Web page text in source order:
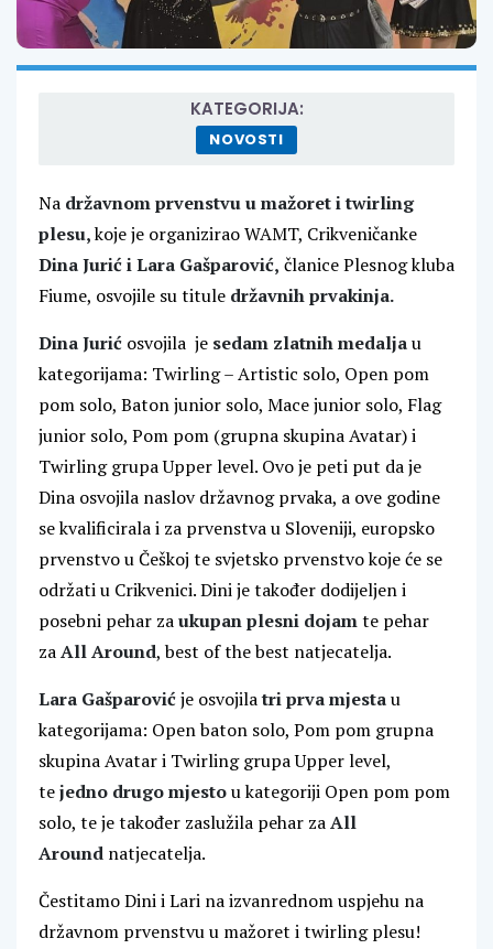
KATEGORIJA:
NOVOSTI
Na državnom prvenstvu u mažoret i twirling
plesu,koje je organizirao WAMT, Crikveničanke
Dina JurićiLara Gašparović, članice Plesnog kluba
Fiume, osvojile su titule državnih prvakinja.
Dina Jurić osvojila je sedam zlatnih medaljau
kategorijama: Twirling – Artistic solo, Open pom
pom solo, Baton junior solo, Mace junior solo, Flag
junior solo, Pom pom (grupna skupina Avatar) i
Twirling grupa Upper level. Ovo je peti put da je
Dina osvojila naslov državnog prvaka, a ove godine
se kvalificirala i za prvenstva u Sloveniji, europsko
prvenstvo u Češkoj te svjetsko prvenstvo koje će se
održati u Crikvenici. Dini je također dodijeljen i
posebni pehar zaukupan plesni dojamte pehar
zaAll Around, best of the best natjecatelja.
Lara Gašparovićje osvojilatri prva mjestau
kategorijama: Open baton solo, Pom pom grupna
skupina Avatar i Twirling grupa Upper level,
tejedno drugo mjestou kategoriji Open pom pom
solo, te je također zaslužila pehar zaAll
Around natjecatelja.
Čestitamo Dini i Lari na izvanrednom uspjehu na
državnom prvenstvu u mažoret i twirling plesu!